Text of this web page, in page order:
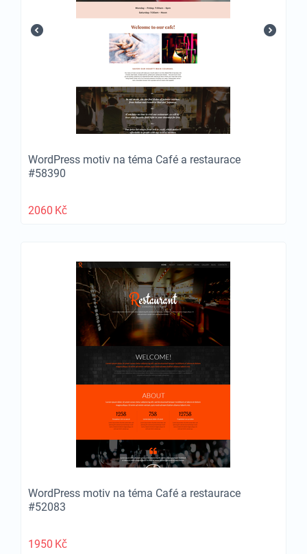
WordPress motiv na téma Café a restaurace
#58390
2060 Kč
WordPress motiv na téma Café a restaurace
#52083
1950 Kč